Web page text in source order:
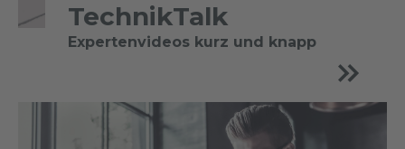
TechnikTalk
Expertenvideos kurz und knapp